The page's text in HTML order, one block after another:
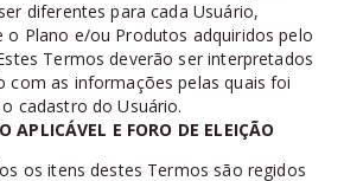
diferentes para cada Usuário,
o Plano e/ou Produtos adquiridos pelo
Termos deverão ser interpretados
com as informações pelas quais foi
cadastro do Usuário.
APLICÁVEL E FORO DE ELEIÇÃO
os itens destes Termos são regidos